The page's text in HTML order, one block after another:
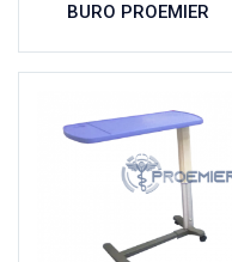
BURO PROEMIER